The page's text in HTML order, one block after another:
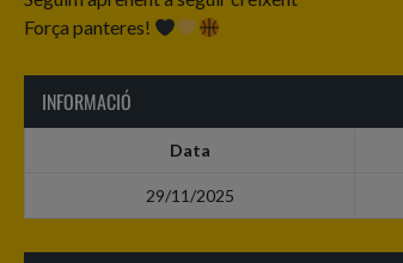
Força panteres!
INFORMACIÓ
Data
29/11/2025